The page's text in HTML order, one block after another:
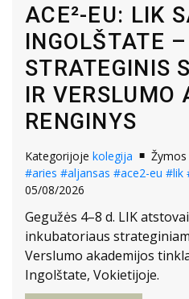
ACE²-EU: LIK
INGOLŠTATE –
STRATEGINIS
IR VERSLUMO
RENGINYS
Kategorijoje kolegija Žymos
#aries #aljansas #ace2-eu #lik
05/08/2026
Gegužės 4–8 d. LIK
inkubatoriaus
Verslumo akademijos
Ingolštate, Vokietijoje.